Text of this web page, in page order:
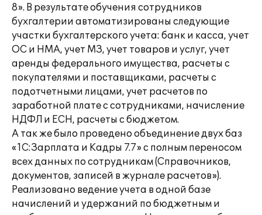
8». В результате обучения сотрудников
бухгалтерии автоматизированы следующие
участки бухгалтерского учета: банк и касса, учет
ОС и НМА, учет МЗ, учет товаров и услуг, учет
аренды федерального имущества, расчеты с
покупателями и поставщиками, расчеты с
подотчетными лицами, учет расчетов по
заработной плате с сотрудниками, начисление
НДФЛ и ЕСН, расчеты с бюджетом.
А так же было проведено объединение двух баз
«1С:Зарплата и Кадры 7.7» с полным переносом
всех данных по сотрудникам (Справочников,
документов, записей в журнале расчетов»).
Реализовано ведение учета в одной базе
начислений и удержаний по бюджетным и